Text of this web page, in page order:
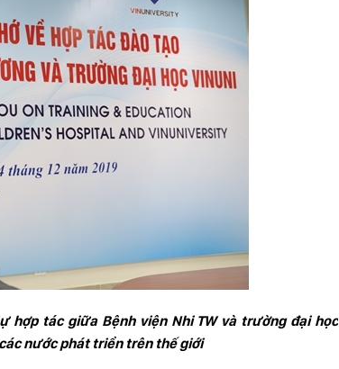
hợp tác giữa Bệnh viện Nhi TW và trường đại học
nước phát triển trên thế giới